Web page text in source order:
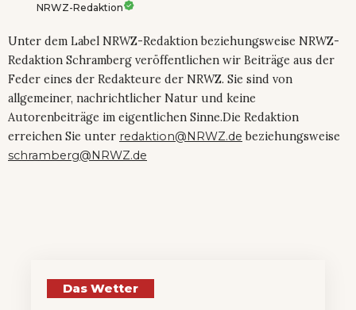
NRWZ-Redaktion
Unter dem Label NRWZ-Redaktion beziehungsweise NRWZ-
Redaktion Schramberg veröffentlichen wir Beiträge aus der
Feder eines der Redakteure der NRWZ. Sie sind von
allgemeiner, nachrichtlicher Natur und keine
Autorenbeiträge im eigentlichen Sinne.Die Redaktion
erreichen Sie unter redaktion@NRWZ.de beziehungsweise
schramberg@NRWZ.de
Das Wetter